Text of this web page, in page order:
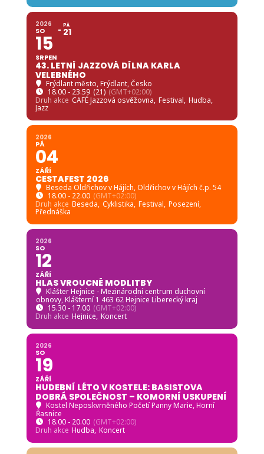
2026
SO
15
SRPEN
PÁ
21
43. LETNÍ JAZZOVÁ DÍLNA KARLA
VELEBNÉHO
Frýdlant město, Frýdlant, Česko
18.00 - 23.59 (21) (GMT+02:00)
Druh akce CAFÉ Jazzová osvěžovna, Festival, Hudba,
Jazz
2026
PÁ
04
ZÁŘÍ
CESTAFEST 2026
Beseda Oldřichov v Hájích, Oldřichov v Hájích č.p. 54
18.00 - 22.00 (GMT+02:00)
Druh akce Beseda, Cyklistika, Festival, Posezení,
Přednáška
2026
SO
12
ZÁŘÍ
HLAS VROUCNÉ MODLITBY
Klášter Hejnice - Mezinárodní centrum duchovní
obnovy, Klášterní 1 463 62 Hejnice Liberecký kraj
15.30 - 17.00 (GMT+02:00)
Druh akce Hejnice, Koncert
2026
SO
19
ZÁŘÍ
HUDEBNÍ LÉTO V KOSTELE: BASISTOVA
DOBRÁ SPOLEČNOST – KOMORNÍ USKUPENÍ
Kostel Neposkvrněného Početí Panny Marie, Horní
Řasnice
18.00 - 20.00 (GMT+02:00)
Druh akce Hudba, Koncert